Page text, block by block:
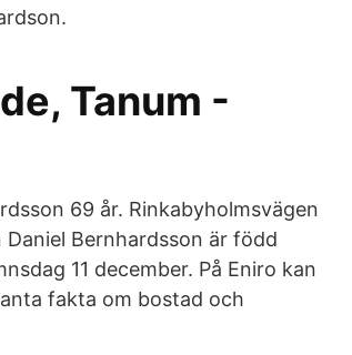
Tanum -
69 år. Rinkabyholmsvägen
Bernhardsson är född
11 december. På Eniro kan
fakta om bostad och